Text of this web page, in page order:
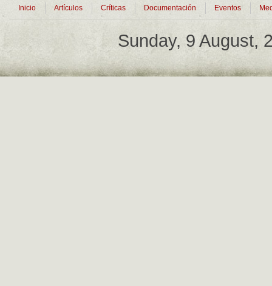
Inicio Artículos Críticas Documentación Eventos
Sunday, 9 August,